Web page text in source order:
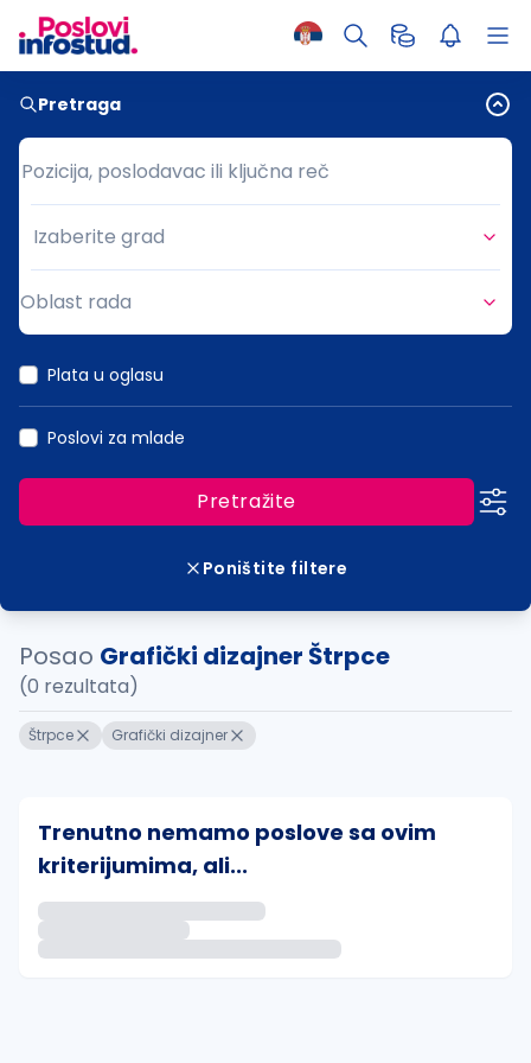
Pretraga
Pozicija, poslodavac ili ključna reč
Pozicija, poslodavac ili ključna reč
Grad
Izaberite grad
Oblast rada
Plata u oglasu
Poslovi za mlade
Pretražite
Poništite filtere
Posao Grafički dizajner Štrpce
(0 rezultata)
Štrpce Grafički dizajner
Trenutno nemamo poslove sa ovim
kriterijumima, ali...